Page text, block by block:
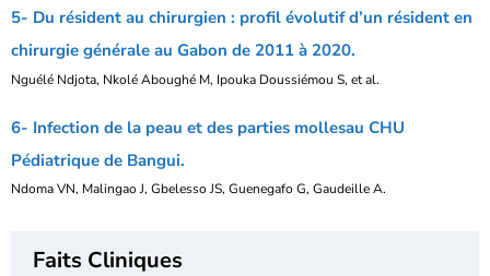
5- Du résident au chirurgien : profil évolutif d’un résident en
chirurgie générale au Gabon de 2011 à 2020.
Nguélé Ndjota, Nkolé Aboughé M, Ipouka Doussiémou S, et al.
6- Infection de la peau et des parties mollesau CHU
Pédiatrique de Bangui.
Ndoma VN, Malingao J, Gbelesso JS, Guenegafo G, Gaudeille A.
Faits Cliniques